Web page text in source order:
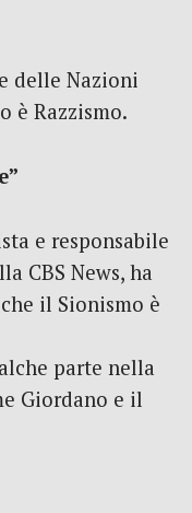
delle Nazioni
è Razzismo.
e responsabile
CBS News, ha
il Sionismo è
parte nella
Giordano e il